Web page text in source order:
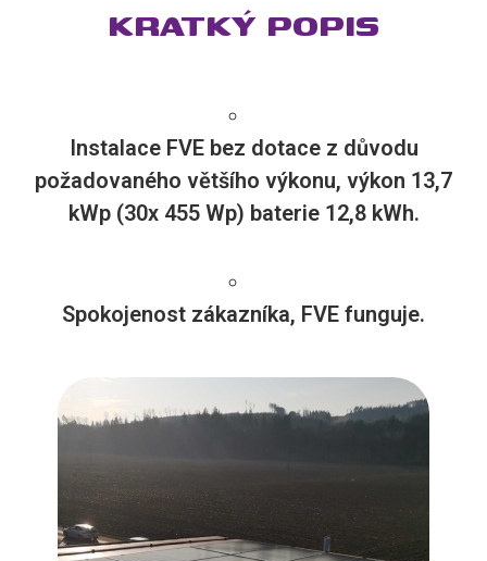
KRATKÝ POPIS
Instalace FVE bez dotace z důvodu
požadovaného většího výkonu, výkon 13,7
kWp (30x 455 Wp) baterie 12,8 kWh.
Spokojenost zákazníka, FVE funguje.